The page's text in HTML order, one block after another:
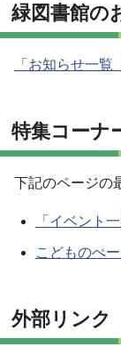
緑図書館の
「お知らせ一
特集コーナ
下記のページの
「イベント
こどものぺ
外部リンク